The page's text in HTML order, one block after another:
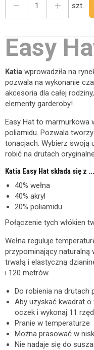
szt.
Easy
Katia wprowadziła na
pozwala na wykonanie
akcesoria dla całej
elementy garderoby!
Easy Hat to marmurkowa
poliamidu. Pozwala
tonacjach. Wybierz swoją
robić na drutach
Katia Easy Hat składa się z ...
40% wełna
40% akryl
20% poliamidu
Połączenie tych włókien
Wełna reguluje
przypominający naturalną
trwałą i elastyczną
i 120 metrów.
Do robienia na drutach
Aby uzyskać kwadrat o
oczek i wykonaj 11
Pranie w temperaturze
Można prasować w
Nie nadaje się do